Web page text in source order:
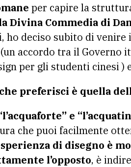
per capire la
Divina Commedia di
ho deciso subito di
(un accordo tra il Governo
per gli studenti cinesi )
preferisci è quella
e
che puoi facilmente
di disegno è
l’opposto, è